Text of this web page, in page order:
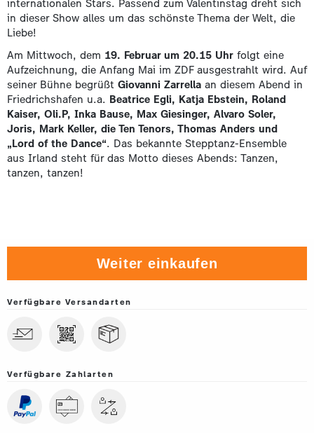
internationalen Stars. Passend zum Valentinstag dreht sich
in dieser Show alles um das schönste Thema der Welt, die
Liebe!
Am Mittwoch, dem 19. Februar um 20.15 Uhr folgt eine
Aufzeichnung, die Anfang Mai im ZDF ausgestrahlt wird. Auf
seiner Bühne begrüßt Giovanni Zarrella an diesem Abend in
Friedrichshafen u.a. Beatrice Egli, Katja Ebstein, Roland
Kaiser, Oli.P, Inka Bause, Max Giesinger, Alvaro Soler,
Joris, Mark Keller, die Ten Tenors, Thomas Anders und
„Lord of the Dance“. Das bekannte Stepptanz-Ensemble
aus Irland steht für das Motto dieses Abends: Tanzen,
tanzen, tanzen!
Weiter einkaufen
Verfügbare Versandarten
Verfügbare Zahlarten